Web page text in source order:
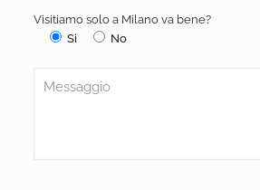
Visitiamo solo a Milano va bene?
Si
No